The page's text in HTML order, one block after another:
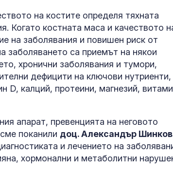
на костите определя тяхната
Когато костната маса и качеството
на заболявания и повишен риск от
заболяването са приемът на някои
хронични заболявания и тумори,
дефицити на ключови нутриенти,
D, калций, протеини, магнезий,
апарат, превенцията на неговото
поканили доц. Александър
и лечението на
хормонални и метаболитни
превърнаха в
Меган
бански в
ЧРД